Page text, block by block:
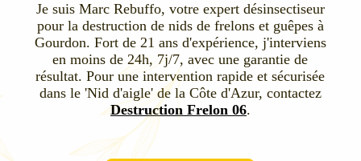
Je suis Marc Rebuffo, votre expert désinsectiseur
pour la destruction de nids de frelons et guêpes à
Gourdon. Fort de 21 ans d'expérience, j'interviens
en moins de 24h, 7j/7, avec une garantie de
résultat. Pour une intervention rapide et sécurisée
dans le 'Nid d'aigle' de la Côte d'Azur, contactez
Destruction Frelon 06.